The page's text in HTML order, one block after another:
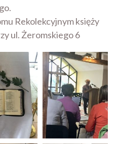
Rekolekcyjnym księży
ul. Żeromskiego 6